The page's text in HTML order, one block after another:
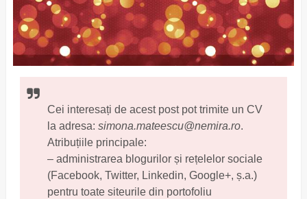
Cei interesați de acest post pot trimite un CV
la adresa: simona.mateescu@nemira.ro.
Atribuțiile principale:
– administrarea blogurilor și rețelelor sociale
(Facebook, Twitter, Linkedin, Google+, ș.a.)
pentru toate siteurile din portofoliu